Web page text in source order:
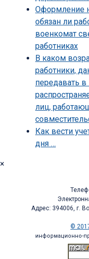
Оформление
обязан ли
военкомат
работниках
В каком
работники,
передавать
лиц,
Как вести
дня …
×
Адрес: 394006, г.
©
информационно-